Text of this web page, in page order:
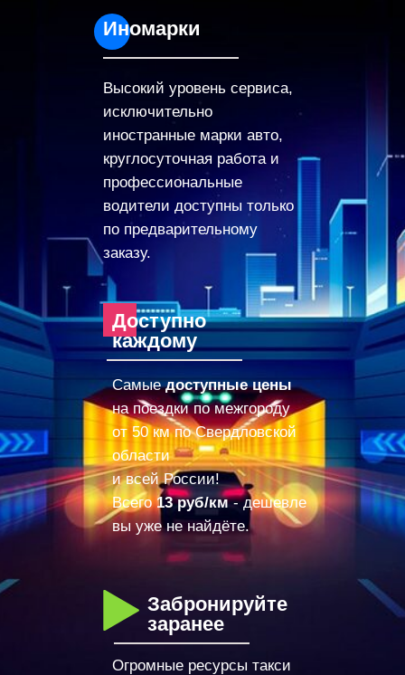
Высокий уровень сервиса,
исключительно
иностранные марки авто,
круглосуточная работа и
профессиональные
водители доступны только
по предварительному
заказу.
Самыедоступные цены
на поездки по межгороду
от 50 км по Свердловской
области
и всей России!
Всего13 руб/км- дешевле
вы уже не найдёте.
Огромные ресурсы такси
Иномарки
Доступно
каждому
Забронируйте
заранее